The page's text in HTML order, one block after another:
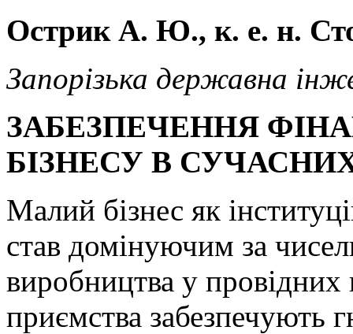
Острик А. Ю., к. е. н.
Запорізька державна
ЗАБЕЗПЕЧЕННЯ
БІЗНЕСУ В
Малий бізнес як
став домінуючим за
виробництва у провідних
приємства забезпечують